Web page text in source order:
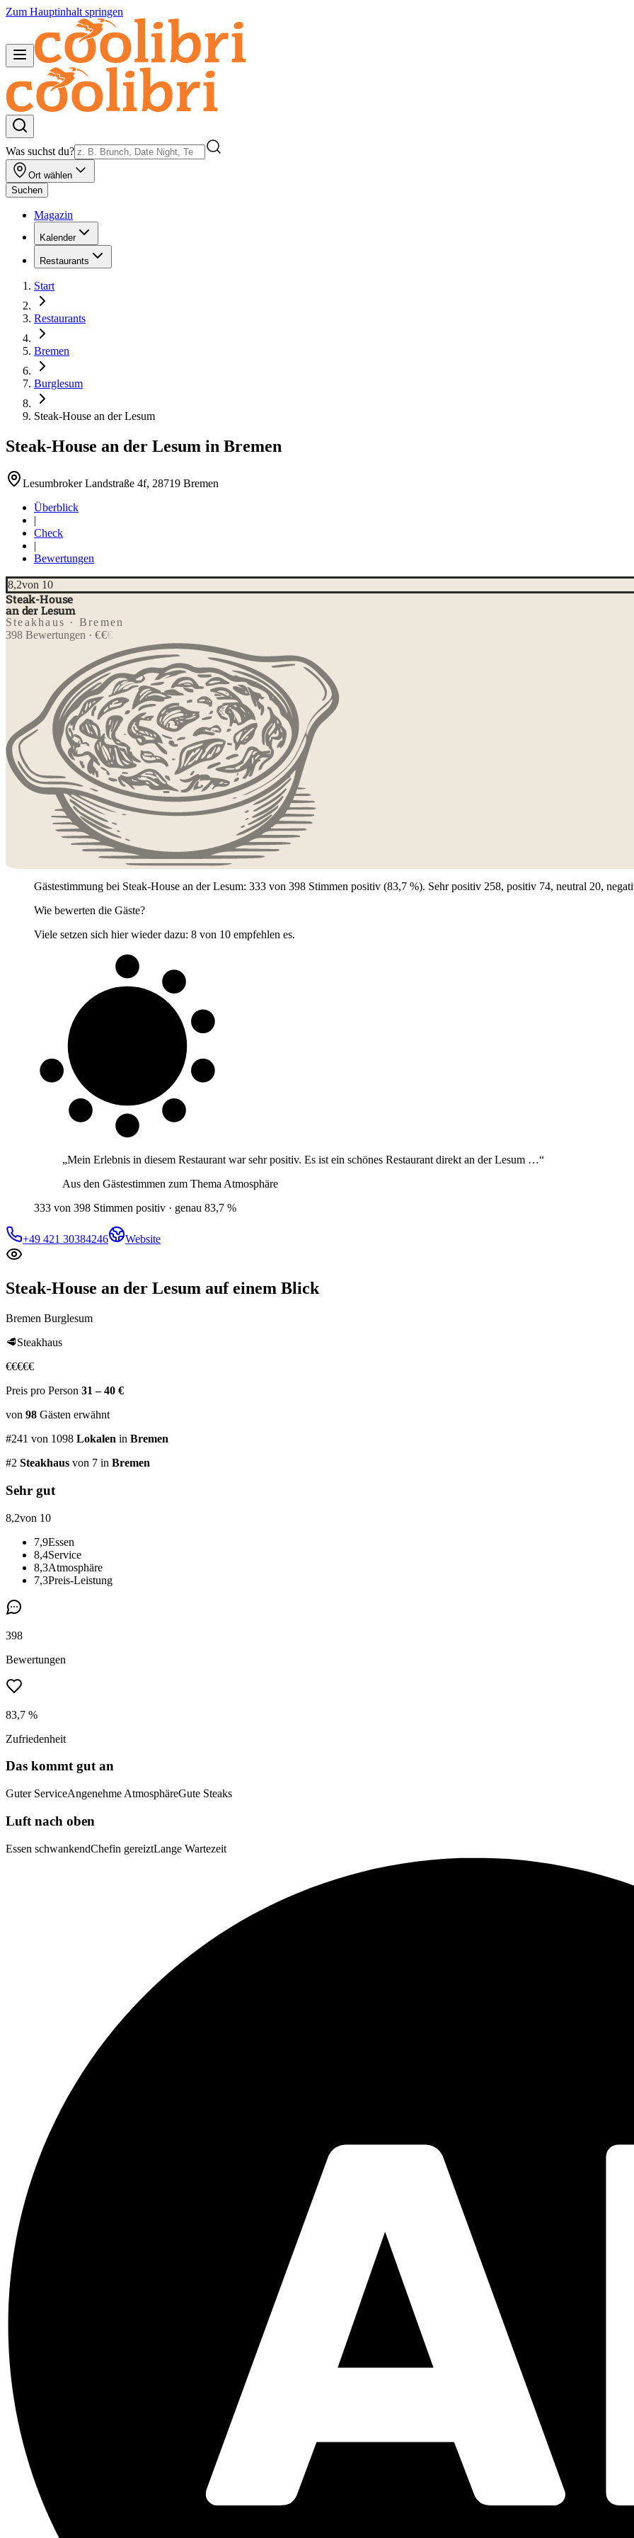
Zum Hauptinhalt springen
Was suchst du?
Ort wählen
Suchen
Magazin
Kalender
Restaurants
Start
Restaurants
Bremen
Burglesum
Steak-House an der Lesum
Steak-House an der Lesum in Bremen
Lesumbroker Landstraße 4f, 28719 Bremen
Überblick
|
Check
|
Bewertungen
8,2von 10
Steak-House
an der Lesum
Steakhaus · Bremen
398 Bewertungen · €€€
Gästestimmung bei Steak-House an der Lesum: 333 von 398 Stimmen positiv (83,7 %). Sehr positiv 258, positiv 74, neutral 20,
Wie bewerten die Gäste?
Viele setzen sich hier wieder dazu: 8 von 10 empfehlen es.
„Mein Erlebnis in diesem Restaurant war sehr positiv. Es ist ein schönes Restaurant direkt an der Lesum …“
Aus den Gästestimmen zum Thema Atmosphäre
333 von 398 Stimmen positiv · genau 83,7 %
+49 421 30384246 Website
Steak-House an der Lesum auf einem Blick
Bremen Burglesum
🥩Steakhaus
€€€€€
Preis pro Person 31 – 40 €
von 98 Gästen erwähnt
#241 von 1098 Lokalen in Bremen
#2 Steakhaus von 7 in Bremen
Sehr gut
8,2von 10
7,9Essen
8,4Service
8,3Atmosphäre
7,3Preis-Leistung
398
Bewertungen
83,7 %
Zufriedenheit
Das kommt gut an
Guter ServiceAngenehme AtmosphäreGute Steaks
Luft nach oben
Essen schwankendChefin gereiztLange Wartezeit